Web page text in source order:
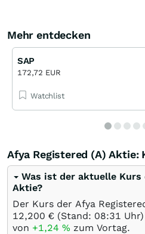
Mehr entdecken
SAP
172,72 EUR
Watchlist
Afya Registered (A) Aktie:
Was ist der aktuelle Kurs
Aktie?
Der Kurs der Afya
12,200 € (Stand: 08:31
von +1,24 % zum Vortag.